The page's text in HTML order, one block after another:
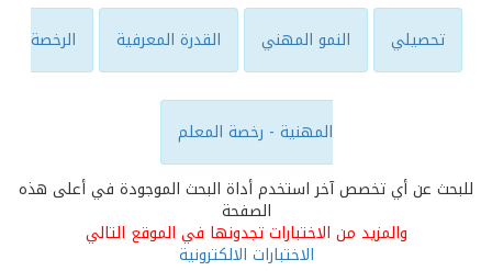
تحصيلي النمو المهني القدرة المعرفية الرخصة
المهنية - رخصة المعلم
للبحث عن أي تخصص آخر استخدم أداة البحث الموجودة في أعلى هذه
الصفحة
والمزيد من الاختبارات تجدونها في الموقع التالي
الاختبارات الالكترونية